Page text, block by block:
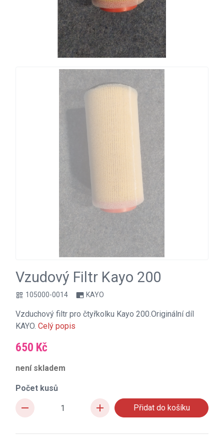
Vzudový Filtr Kayo 200
qr_code 105000-0014 branding_watermark KAYO
Vzduchový filtr pro čtyřkolku Kayo 200.Originální díl
KAYO. Celý popis
650 Kč
není skladem
Počet kusů
remove add